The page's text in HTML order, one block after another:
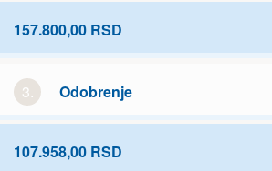
157.800,00 RSD
3. Odobrenje
107.958,00 RSD